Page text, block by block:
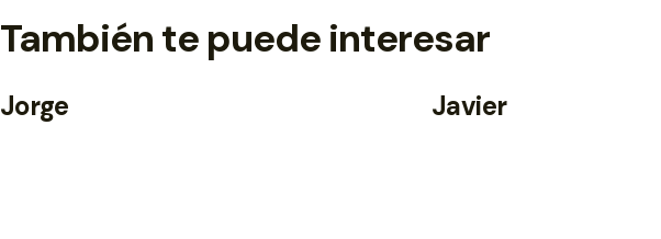
También te puede interesar
Jorge Javier